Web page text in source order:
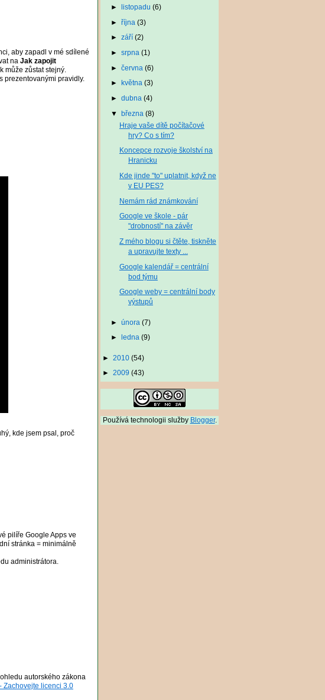
aby zapadl v mé sdílené
na Jak zapojit
může zůstat stejný.
prezentovanými pravidly.
kde jsem psal, proč
pilíře Google Apps ve
stránka = minimálně
administrátora.
autorského zákona
Zachovejte licenci 3.0
► listopadu (6)
► října (3)
► září (2)
► srpna (1)
► června (6)
► května (3)
► dubna (4)
▼ března (8)
Hraje vaše dítě počítačové
hry? Co s tím?
Koncepce rozvoje školství na
Hranicku
Kde jinde "to" uplatnit, když ne
v EU PES?
Nemám rád známkování
Google ve škole - pár
"drobností" na závěr
Z mého blogu si čtěte, tiskněte
a upravujte texty ...
Google kalendář = centrální
bod týmu
Google weby = centrální body
výstupů
► února (7)
► ledna (9)
► 2010 (54)
► 2009 (43)
Používá technologii služby Blogger.